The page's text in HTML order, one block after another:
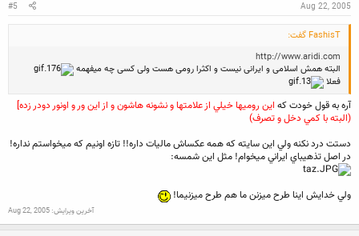
Aug 22, 2005
#5
FashisT گفت:
http://www.aridi.com
البته همش اسلامی و ایرانی نیست و اکثرا رومی هست ولی کسی چه میفهمه
فعلا
آره به قول خودت كه اين روميها خيلي از علامتها و نشونه هاشون و از اين ور و اونور دودر زده]
(البته با كمي دخل و تصرف)
دستت درد نكنه ولي اين سايته كه همه عكساش ماليات داره!! تازه اونيم كه ميخواستم نداره!
در اصل تذهيباي ايراني ميخوام! مثل اين شمسه:
ولي خدايش اينا طرح ميزنن ما هم طرح ميزنيما!
آخرین ویرایش: Aug 22, 2005